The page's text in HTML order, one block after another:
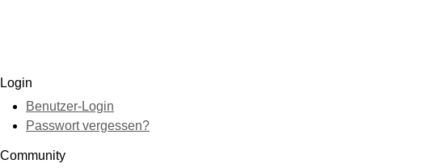
Login
Benutzer-Login
Passwort vergessen?
Community